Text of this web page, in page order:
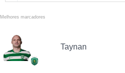
Melhores marcadores
Taynan